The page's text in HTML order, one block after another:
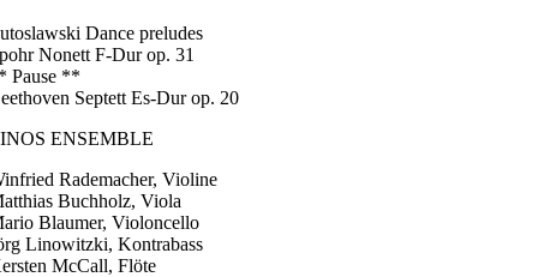
Dance preludes
Nonett F-Dur op. 31
Pause **
Septett Es-Dur op. 20
ENSEMBLE
Rademacher, Violine
Buchholz, Viola
Blaumer, Violoncello
Linowitzki, Kontrabass
McCall, Flöte